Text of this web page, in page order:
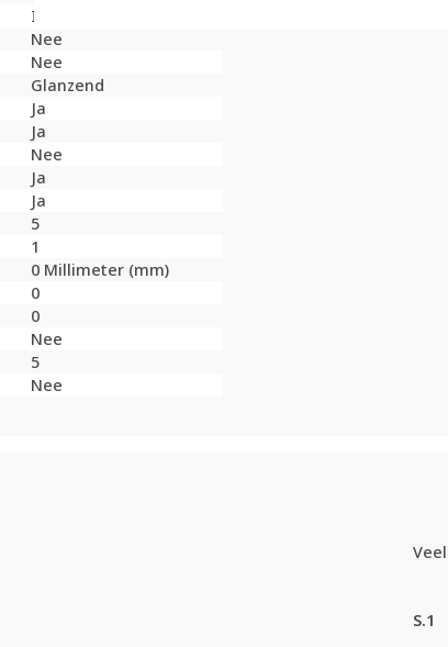
IP20
Nee
Nee
Glanzend
Ja
Ja
Nee
Ja
Ja
5
1
0 Millimeter (mm)
0
0
Nee
5
Nee
S.1